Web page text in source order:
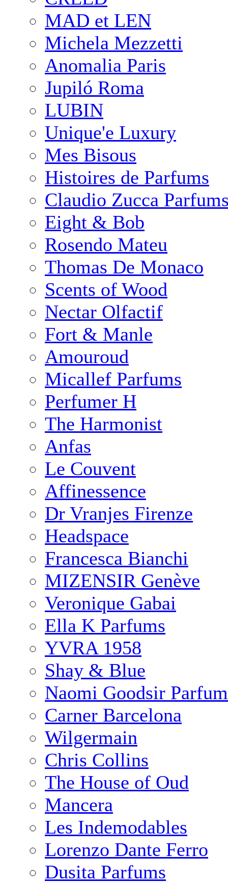
MAD et LEN
Michela Mezzetti
Anomalia Paris
Jupiló Roma
LUBIN
Unique'e Luxury
Mes Bisous
Histoires de Parfums
Claudio Zucca
Eight & Bob
Rosendo Mateu
Thomas De Monaco
Scents of Wood
Nectar Olfactif
Fort & Manle
Amouroud
Micallef Parfums
Perfumer H
The Harmonist
Anfas
Le Couvent
Affinessence
Dr Vranjes Firenze
Headspace
Francesca Bianchi
MIZENSIR Genève
Veronique Gabai
Ella K Parfums
YVRA 1958
Shay & Blue
Naomi Goodsir
Carner Barcelona
Wilgermain
Chris Collins
The House of Oud
Mancera
Les Indemodables
Lorenzo Dante Ferro
Dusita Parfums